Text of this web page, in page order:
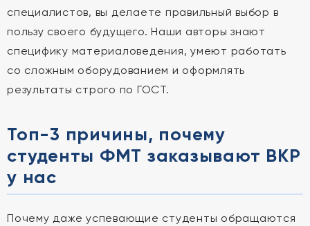
специалистов, вы делаете правильный выбор в
пользу своего будущего. Наши авторы знают
специфику материаловедения, умеют работать
со сложным оборудованием и оформлять
результаты строго по ГОСТ.
Топ-3 причины, почему
студенты ФМТ заказывают ВКР
у нас
Почему даже успевающие студенты обращаются